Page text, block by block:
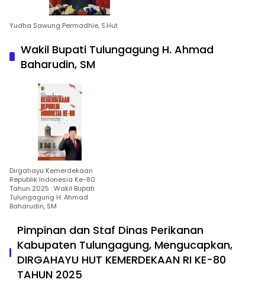
Yudha Sawung Permadhie, S.Hut
Wakil Bupati Tulungagung H. Ahmad
Baharudin, SM
Dirgahayu Kemerdekaan
Republik Indonesia Ke-80
Tahun 2025 : Wakil Bupati
Tulungagung H. Ahmad
Baharudin, SM
Pimpinan dan Staf Dinas Perikanan
Kabupaten Tulungagung, Mengucapkan,
DIRGAHAYU HUT KEMERDEKAAN RI KE-80
TAHUN 2025